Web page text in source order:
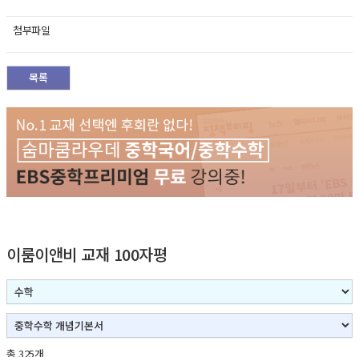
첨부파일
목록
이룸이앤비 교재 100자평
총 325개